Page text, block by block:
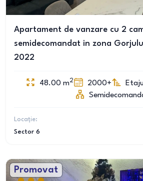
Apartament de vanzare cu 2
semidecomandat in zona
2022
48.00 m2 2000+
Locație:
Sector 6
Promovat